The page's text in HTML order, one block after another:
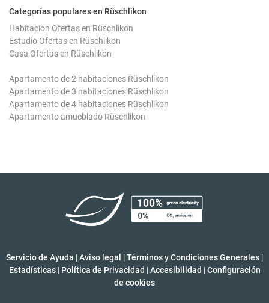
Categorías populares en Rüschlikon
Habitación Ofertas en Rüschlikon
Estudio Ofertas en Rüschlikon
Casa Ofertas en Rüschlikon
Apartamento de 2 habitaciones Rüschlikon
Apartamento de 3 habitaciones Rüschlikon
Apartamento de 4 habitaciones Rüschlikon
Apartamento amueblado Rüschlikon
Servicio de Ayuda |Aviso legal |Términos y Condiciones Generales |
Estadísticas | Política de Privacidad | Accesibilidad | Configuración
de cookies